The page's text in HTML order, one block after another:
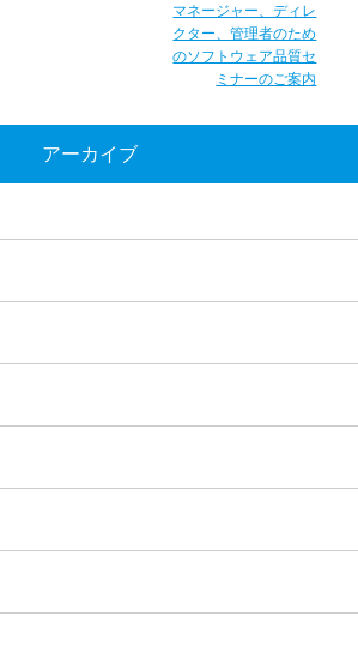
マネージャー、ディレ
クター、管理者のため
のソフトウェア品質セ
ミナーのご案内
アーカイブ